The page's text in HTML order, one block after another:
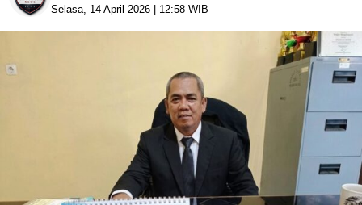
Selasa, 14 April 2026 | 12:58 WIB